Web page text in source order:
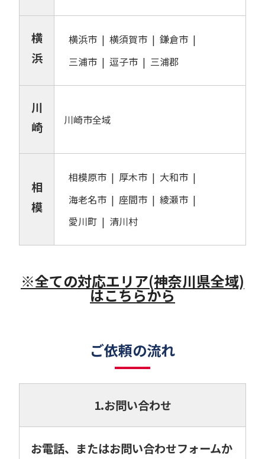
横
浜
横浜市 横須賀市
鎌倉市
三浦市
逗子市 三浦郡
川
崎
川崎市全域
相
模
相模原市 厚木市
大和市
海老名市
座間市
綾瀬市
愛川町
清川村
※全ての対応エリア(神奈川県全域)
はこちらから
ご依頼の流れ
1.お問い合わせ
お電話、またはお問い合わせフォームか